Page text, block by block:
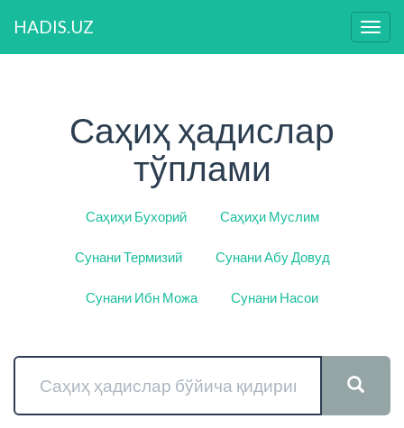
HADIS.UZ
Саҳиҳ ҳадислар
тўплами
Саҳиҳи Бухорий Саҳиҳи Муслим
Сунани Термизий Сунани Абу Довуд
Сунани Ибн Можа Сунани Насои